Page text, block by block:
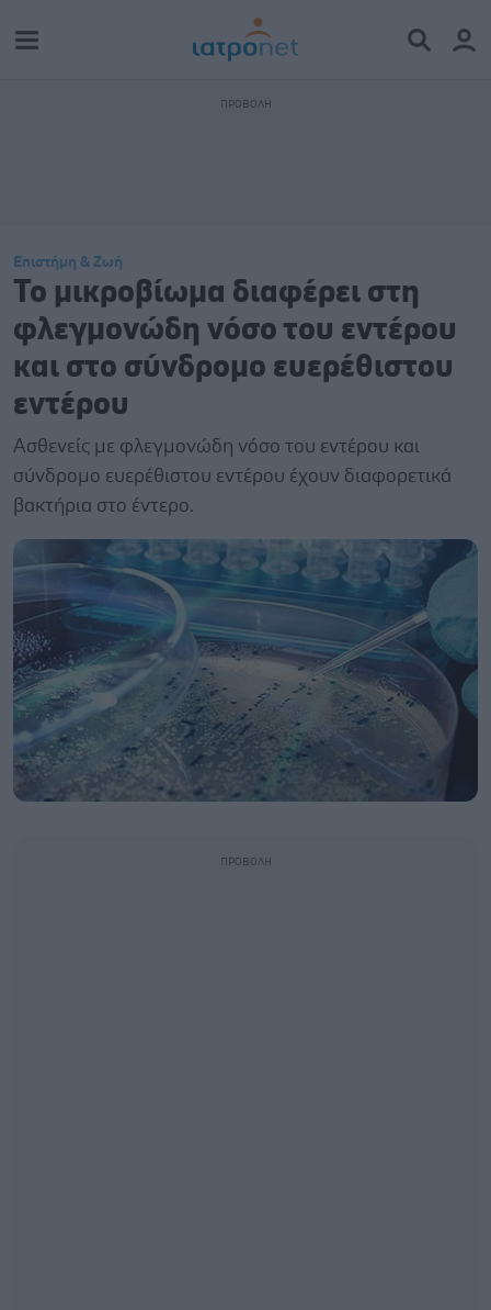
Επιστήμη & Ζωή
Το μικροβίωμα διαφέρει στη
φλεγμονώδη νόσο του εντέρου
και στο σύνδρομο ευερέθιστου
εντέρου
Ασθενείς με φλεγμονώδη νόσο του εντέρου και
σύνδρομο ευερέθιστου εντέρου έχουν διαφορετικά
βακτήρια στο έντερο.